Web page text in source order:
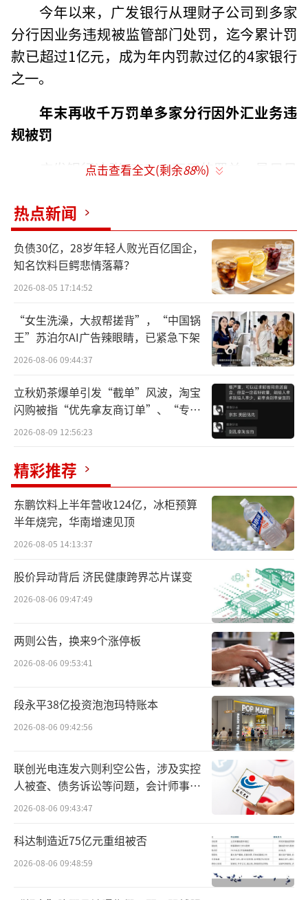
今年以来，广发银行从理财子公司到多家
分行因业务违规被监管部门处罚，迄今累计罚
款已超过1亿元，成为年内罚款过亿的4家银行
之一。
年末再收千万罚单多家分行因外汇业务违
规被罚
广发银行这张1537.83万元的罚单，最早见
分局。
罚单显示，广发银行涉及的违法事实包
括：逃汇；违反规定办理资本项目资金收付；
擅自提供对外担保；违反规定办理结汇、售汇
业务；办理经常项目资金收付，未对交易单证
的真实性及其与外汇收支的一致性进行合理审
查；违反规定办理结汇、售汇业务。
国家外汇管理局广东省分局认定：上述行
为违反了《中华人民共和国外汇管理条例》
《跨境担保外汇管理规定》《银行办理结售汇
发银行处以警告，并罚款、没收违法所得合计1
537.83万元。
点击查看全文(剩余88%)
热点新闻
负债30亿，28岁年轻人败光百亿国企，
知名饮料巨鳄悲情落幕？
2026-08-05 17:14:52
“女生洗澡，大叔帮搓背”，“中国锅
王”苏泊尔AI广告辣眼睛，已紧急下架
2026-08-06 09:44:37
立秋奶茶爆单引发“截单”风波，淘宝
闪购被指“优先拿友商订单”、“专挑
贵的拿”
2026-08-09 12:56:23
精彩推荐
东鹏饮料上半年营收124亿，冰柜预算
半年烧完，华南增速见顶
2026-08-05 14:13:37
股价异动背后 济民健康跨界芯片谋变
2026-08-06 09:47:49
两则公告，换来9个涨停板
2026-08-06 09:53:41
段永平38亿投资泡泡玛特账本
2026-08-06 09:42:56
联创光电连发六则利空公告，涉及实控
人被查、债务诉讼等问题，会计师事务
所曾出具“保留意见”
2026-08-06 09:43:47
科达制造近75亿元重组被否
2026-08-06 09:48:59